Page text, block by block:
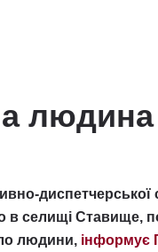
людина
диспетчерської
селищі Ставище,
людини, інформує